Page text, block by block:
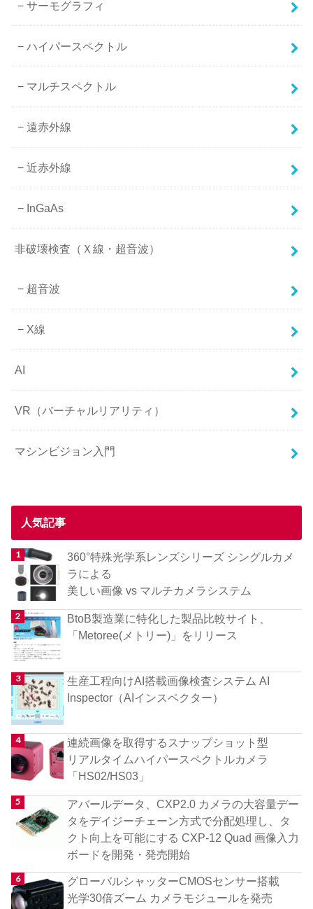
サーモグラフィ
ハイパースペクトル
マルチスペクトル
遠赤外線
近赤外線
InGaAs
非破壊検査（Ｘ線・超音波）
超音波
X線
AI
VR（バーチャルリアリティ）
マシンビジョン入門
人気記事
360°特殊光学系レンズシリーズ シングルカメ
ラによる
美しい画像 vs マルチカメラシステム
BtoB製造業に特化した製品比較サイト、
「Metoree(メトリー)」をリリース
生産工程向けAI搭載画像検査システム AI
Inspector（AIインスペクター）
連続画像を取得するスナップショット型
リアルタイムハイパースペクトルカメラ
「HS02/HS03」
アバールデータ、CXP2.0 カメラの大容量デー
タをデイジーチェーン方式で分配処理し、タ
クト向上を可能にする CXP-12 Quad 画像入力
ボードを開発・発売開始
グローバルシャッターCMOSセンサー搭載
光学30倍ズーム カメラモジュールを発売